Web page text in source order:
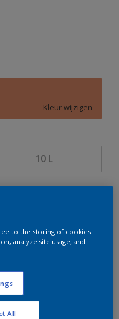
Kleur wijzigen
10 L
dit product online
de gaten, we werken
te vullen.
to the storing of cookies
analyze site usage, and
All